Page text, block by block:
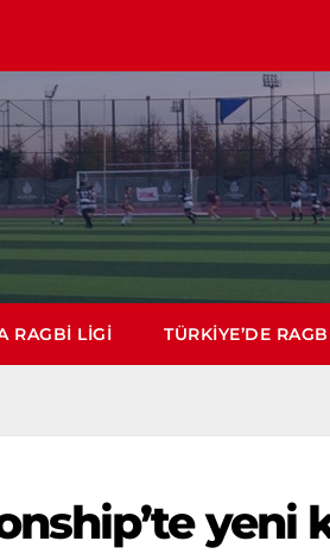
RAGBI LIGI TÜRKIYE’DE
yeni